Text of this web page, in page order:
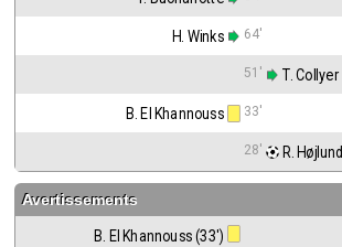
H. Winks 64'
51' T. Collyer
B. El Khannouss 33'
28' R. Højlund
Avertissements
B. El Khannouss (33')